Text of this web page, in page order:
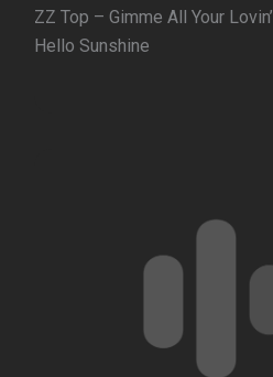
ZZ Top – Gimme All Your Lovin’
Hello Sunshine